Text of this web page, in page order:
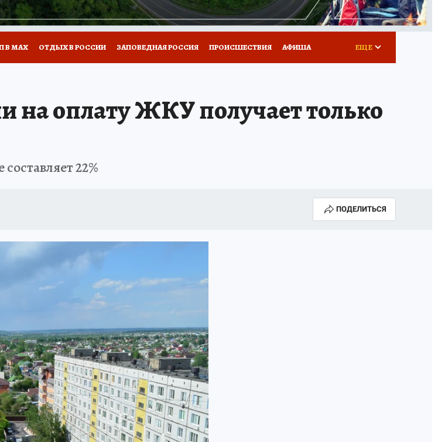
В МАХ ОТДЫХ В РОССИИ ЗАПОВЕДНАЯ РОССИЯ ПРОИСШЕСТВИЯ АФИША ЕЩЕ
на оплату ЖКУ получает только
22%
ПОДЕЛИТЬСЯ